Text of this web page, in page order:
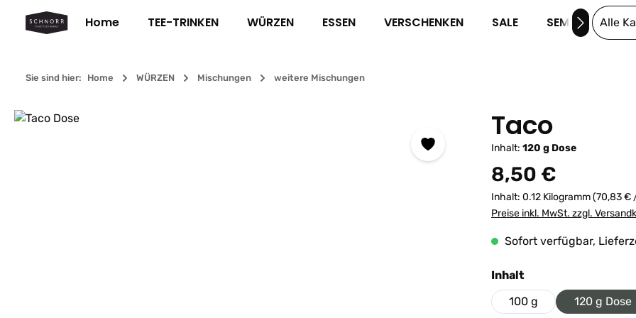
Hauptinhalt springen
Zur Suche springen
Zur Hauptnavigation springen
Home TEE-TRINKEN WÜRZEN ESSEN VERSCHENKEN SALE SEMINAREAlle
Sie sind hier: Home WÜRZEN Mischungen weitere Mischungen
Bildergalerie überspringen Taco
Inhalt: 120 g Dose
Regulärer Preis:
8,50 €
Inhalt: 0.12 Kilogramm(70,83 €
Preise inkl. MwSt. zzgl.
Sofort verfügbar,
Inhaltauswählen
100 g
120 g Dose